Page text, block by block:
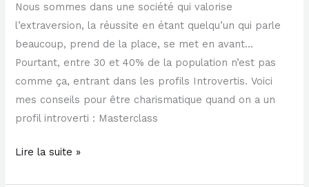
Nous sommes dans une société qui valorise
l’extraversion, la réussite en étant quelqu’un qui parle
beaucoup, prend de la place, se met en avant…
Pourtant, entre 30 et 40% de la population n’est pas
comme ça, entrant dans les profils Introvertis. Voici
mes conseils pour être charismatique quand on a un
profil introverti : Masterclass
est
introverti
Lire la suite »